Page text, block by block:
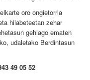
oro ongietorria
hilabeteetan zehar
gehiago ematen
udaletako Berdintasun
49 05 52